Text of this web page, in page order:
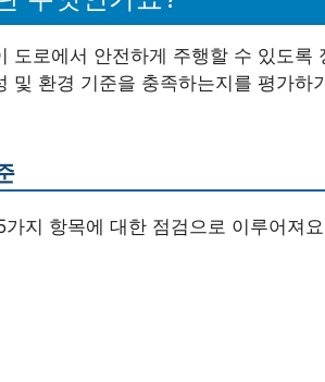
도로에서 안전하게 주행할 수 있도록
및 환경 기준을 충족하는지를 평가하
지 항목에 대한 점검으로 이루어져